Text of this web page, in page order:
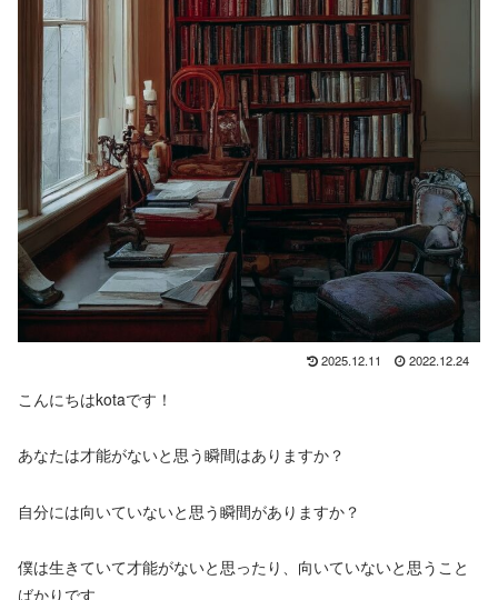
2025.12.11 2022.12.24
こんにちはkotaです！
あなたは才能がないと思う瞬間はありますか？
自分には向いていないと思う瞬間がありますか？
僕は生きていて才能がないと思ったり、向いていないと思うこと
ばかりです